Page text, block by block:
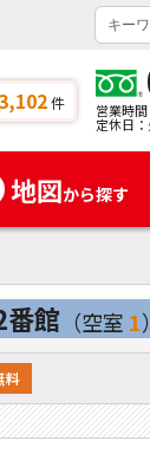
件 営業時
定休日
地図から探す
館 （空室 1）
料